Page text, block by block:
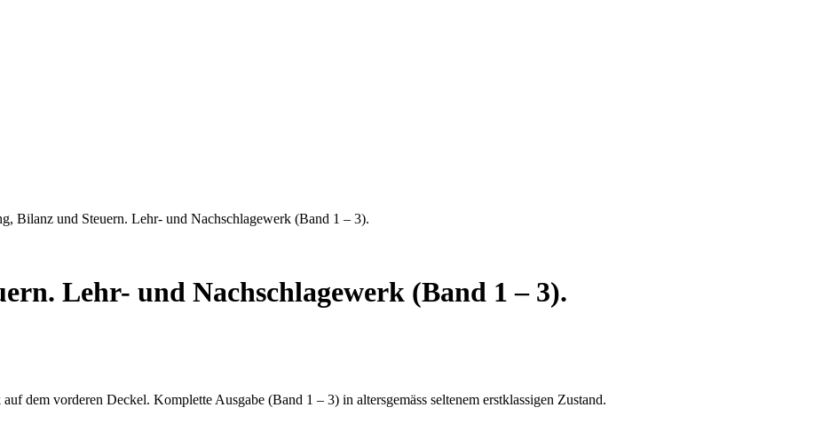
Bücher.
Bilanz und Steuern. Lehr- und Nachschlagewerk (Band 1 – 3).
Lehr- und Nachschlagewerk (Band 1 – 3).
dem vorderen Deckel. Komplette Ausgabe (Band 1 – 3) in altersgemäss seltenem erstklassigen Zustand.